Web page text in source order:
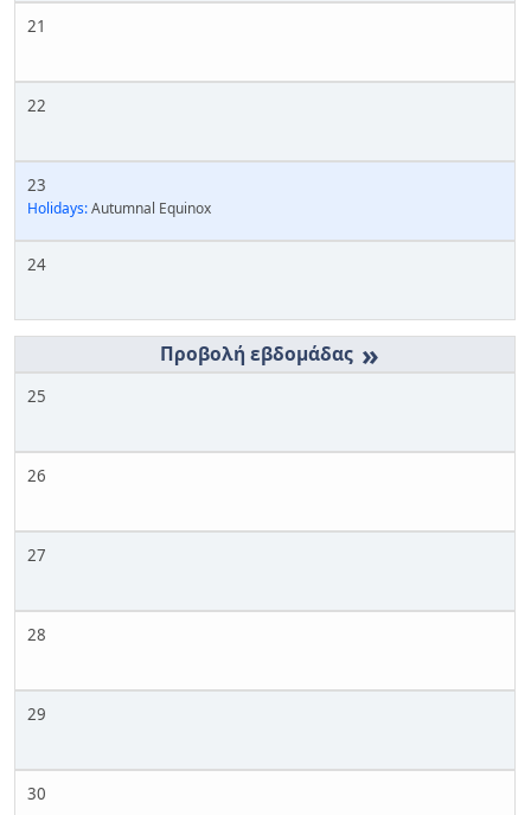
21
22
23
Holidays:Autumnal Equinox
24
»
25
26
27
28
29
30